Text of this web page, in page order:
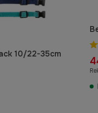
10/22-35cm